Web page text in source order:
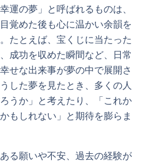
運の夢」と呼ばれるものは、
覚めた後も心に温かい余韻を
たとえば、宝くじに当たった
成功を収めた瞬間など、日常
せな出来事が夢の中で展開さ
した夢を見たとき、多くの人
うか」と考えたり、「これか
もしれない」と期待を膨らま
る願いや不安、過去の経験が